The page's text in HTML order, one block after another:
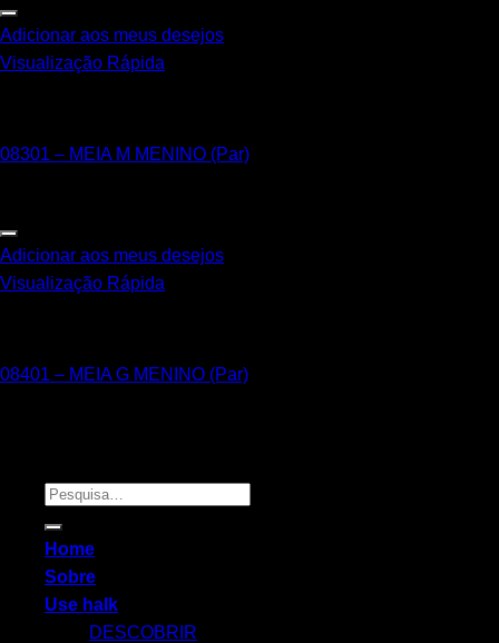
Adicionar aos meus desejos
Visualização Rápida
08301 – MEIA M MENINO (Par)
Adicionar aos meus desejos
Visualização Rápida
08401 – MEIA G MENINO (Par)
Pesquisar
por:
Home
Sobre
Use halk
DESCOBRIR